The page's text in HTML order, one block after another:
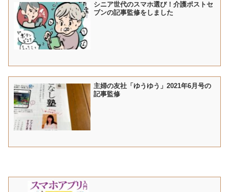
シニア世代のスマホ選び！介護ポストセ
ブンの記事監修をしました
主婦の友社「ゆうゆう」2021年6月号の
記事監修